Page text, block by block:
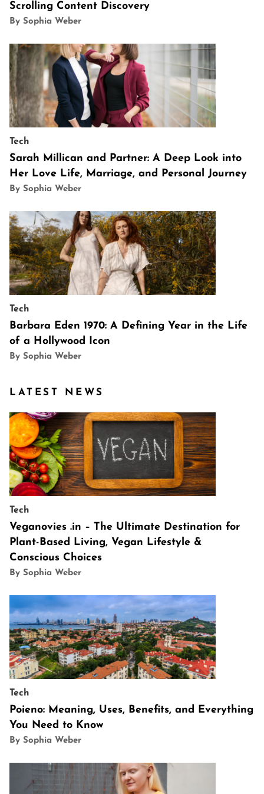
Scrolling Content Discovery
By Sophia Weber
Tech
Sarah Millican and Partner: A Deep Look into
Her Love Life, Marriage, and Personal Journey
By Sophia Weber
Tech
Barbara Eden 1970: A Defining Year in the Life
of a Hollywood Icon
By Sophia Weber
LATEST NEWS
Tech
Veganovies .in – The Ultimate Destination for
Plant-Based Living, Vegan Lifestyle &
Conscious Choices
By Sophia Weber
Tech
Poieno: Meaning, Uses, Benefits, and Everything
You Need to Know
By Sophia Weber